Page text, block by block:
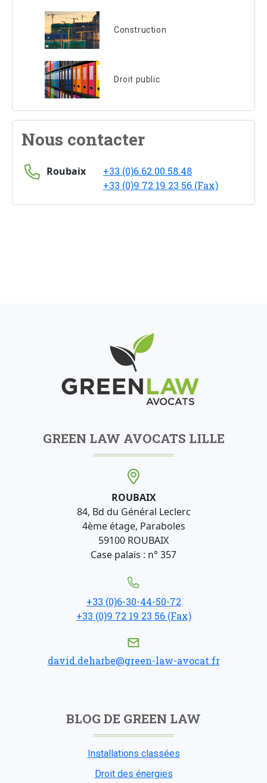
Construction
Droit public
Nous contacter
Roubaix
+33 (0)6.62.00.58.48
+33 (0)9 72 19 23 56 (Fax)
GREEN LAW AVOCATS LILLE
ROUBAIX
84, Bd du Général Leclerc
4ème étage, Paraboles
59100 ROUBAIX
Case palais : n° 357
+33 (0)6-30-44-50-72
+33 (0)9 72 19 23 56 (Fax)
david.deharbe@green-law-avocat.fr
BLOG DE GREEN LAW
Installations classées
Droit des énergies